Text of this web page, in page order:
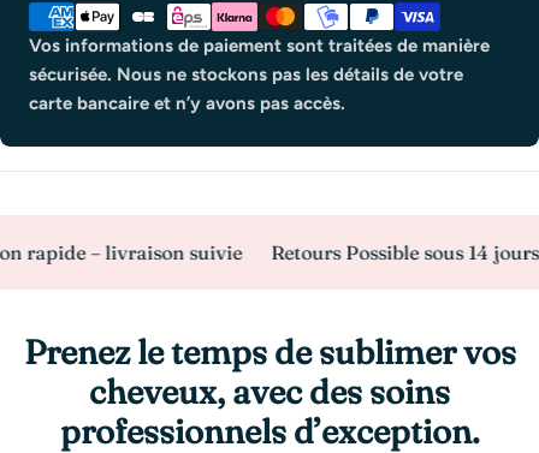
paiement
Vos informations de paiement sont traitées de manière
sécurisée. Nous ne stockons pas les détails de votre
carte bancaire et n’y avons pas accès.
– livraison suivie Retours Possible sous 14 jours
Prenez le temps de sublimer vos
cheveux, avec des soins
professionnels d’exception.